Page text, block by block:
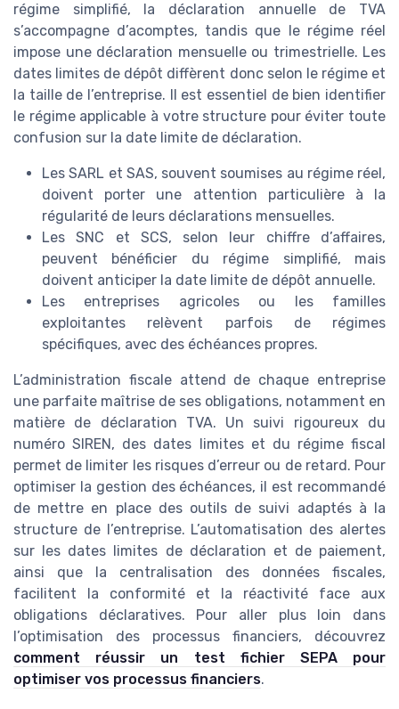
régime simplifié, la déclaration annuelle de TVA
s’accompagne d’acomptes, tandis que le régime réel
impose une déclaration mensuelle ou trimestrielle. Les
dates limites de dépôt diffèrent donc selon le régime et
la taille de l’entreprise. Il est essentiel de bien identifier
le régime applicable à votre structure pour éviter toute
confusion sur la date limite de déclaration.
Les SARL et SAS, souvent soumises au régime réel,
doivent porter une attention particulière à la
régularité de leurs déclarations mensuelles.
Les SNC et SCS, selon leur chiffre d’affaires,
peuvent bénéficier du régime simplifié, mais
doivent anticiper la date limite de dépôt annuelle.
Les entreprises agricoles ou les familles
exploitantes relèvent parfois de régimes
spécifiques, avec des échéances propres.
L’administration fiscale attend de chaque entreprise
une parfaite maîtrise de ses obligations, notamment en
matière de déclaration TVA. Un suivi rigoureux du
numéro SIREN, des dates limites et du régime fiscal
permet de limiter les risques d’erreur ou de retard. Pour
optimiser la gestion des échéances, il est recommandé
de mettre en place des outils de suivi adaptés à la
structure de l’entreprise. L’automatisation des alertes
sur les dates limites de déclaration et de paiement,
ainsi que la centralisation des données fiscales,
facilitent la conformité et la réactivité face aux
obligations déclaratives. Pour aller plus loin dans
l’optimisation des processus financiers, découvrez
comment réussir un test fichier SEPA pour
optimiser vos processus financiers.